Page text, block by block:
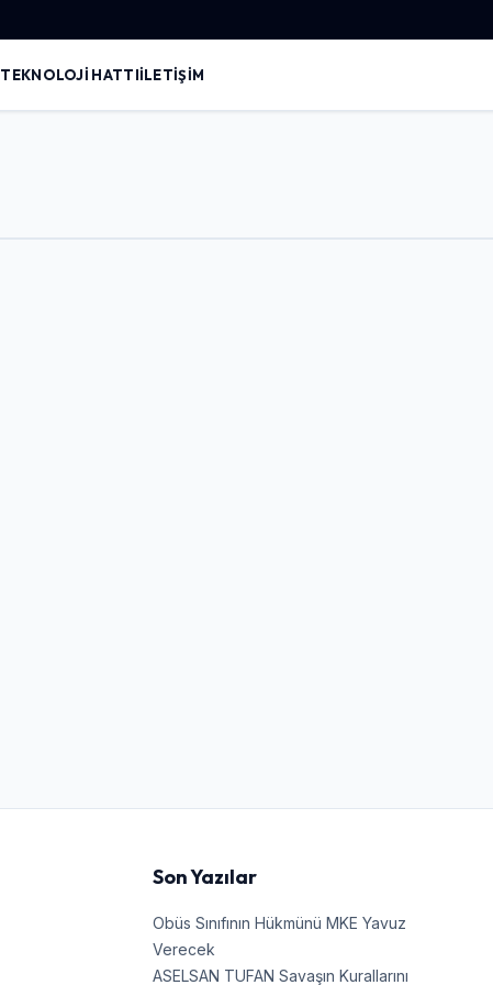
TEKNOLOJI HATTIİLETIŞIM
Son Yazılar
Obüs Sınıfının Hükmünü MKE Yavuz
Verecek
ASELSAN TUFAN Savaşın Kurallarını